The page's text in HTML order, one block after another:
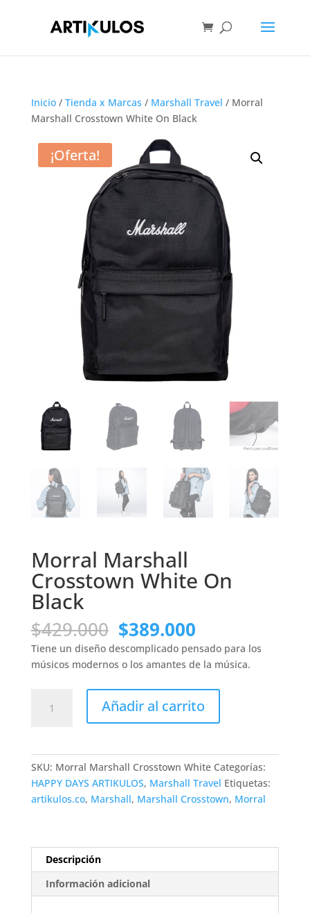
Inicio/ Tienda x Marcas / Marshall Travel / Morral
Marshall Crosstown White On Black
¡Oferta!
Morral Marshall
Crosstown White On
Black
$429.000 El
precio
original
era:
$429.000.
$389.000El
precio
actual
es:
$389.000.
Tiene un diseño descomplicado pensado para los
músicos modernos o los amantes de la música.
Marshall
cantidad
Añadir al carrito
SKU: Morral Marshall Crosstown White Categorías:
HAPPY DAYS ARTIKULOS, Marshall Travel Etiquetas:
artikulos.co, Marshall, Marshall Crosstown, Morral
Descripción
Información adicional